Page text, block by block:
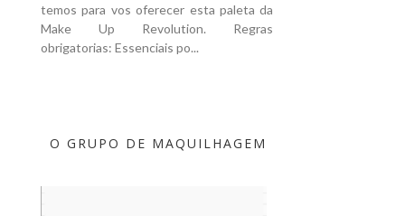
temos para vos oferecer esta paleta da
Make Up Revolution. Regras
obrigatorias: Essenciais po...
O GRUPO DE MAQUILHAGEM